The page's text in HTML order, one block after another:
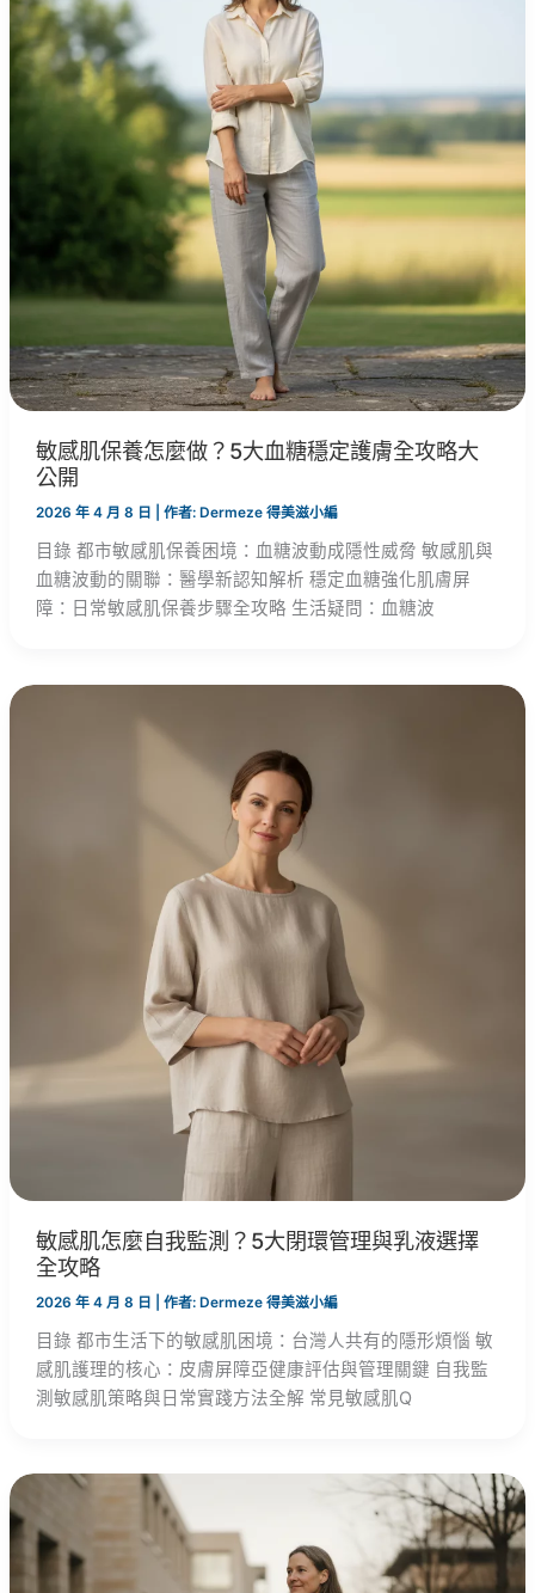
敏感肌保養怎麼做？5大血糖穩定護膚全攻略大
公開
2026 年 4 月 8 日 | 作者: Dermeze 得美滋小編
目錄 都市敏感肌保養困境：血糖波動成隱性威脅 敏感肌與
血糖波動的關聯：醫學新認知解析 穩定血糖強化肌膚屏
障：日常敏感肌保養步驟全攻略 生活疑問：血糖波
敏感肌怎麼自我監測？5大閉環管理與乳液選擇
全攻略
2026 年 4 月 8 日 | 作者: Dermeze 得美滋小編
目錄 都市生活下的敏感肌困境：台灣人共有的隱形煩惱 敏
感肌護理的核心：皮膚屏障亞健康評估與管理關鍵 自我監
測敏感肌策略與日常實踐方法全解 常見敏感肌Q